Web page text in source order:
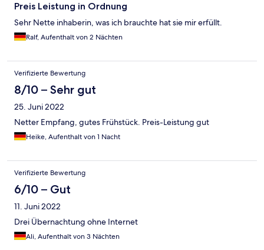
Preis Leistung in Ordnung
Sehr Nette inhaberin, was ich brauchte hat sie mir erfüllt.
Ralf, Aufenthalt von 2 Nächten
Verifizierte Bewertung
8/10 – Sehr gut
25. Juni 2022
Netter Empfang, gutes Frühstück. Preis-Leistung gut
Heike, Aufenthalt von 1 Nacht
Verifizierte Bewertung
6/10 – Gut
11. Juni 2022
Drei Übernachtung ohne Internet
Ali, Aufenthalt von 3 Nächten